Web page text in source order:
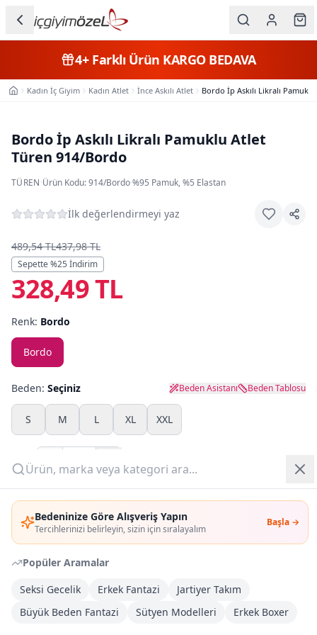
Bedeninize Göre Alışveriş Yapın
Tercihlerinizi belirleyin, sizin için sıralayalım
Başla →
Popüler Aramalar
Seksi Gecelik
Erkek Fantazi
Jartiyer Takım
Büyük Beden Fantazi
Sütyen Modelleri Erkek Boxer
Kategorileri
Erkek
Çocuk
Beden
Markalar
Plaj & Mayo
Yazlık Pijama
Yeni Gelenler
Giriş Yap
Üye Ol
4+Farklı Ürün KARGO BEDAVA
Ana SayfaKadın İç Giyim Kadın Atlet İnce Askılı Atlet Bordo İp Askılı Likralı
Bordo İp Askılı Likralı Pamuklu Atlet
Türen 914/Bordo
TÜREN·Ürün Kodu:914/Bordo·%95 Pamuk, %5 Elastan
İlk değerlendirmeyi yaz
489,54 TL437,98 TL
Sepette %25 İndirim
328,49 TL
Renk: Bordo
Bordo
Beden: Seçiniz Beden Asistanı Beden Tablosu
S M L XL XXL
Adet:
Sepete Ekle
Şimdi Al
DHL Kargoya Teslim